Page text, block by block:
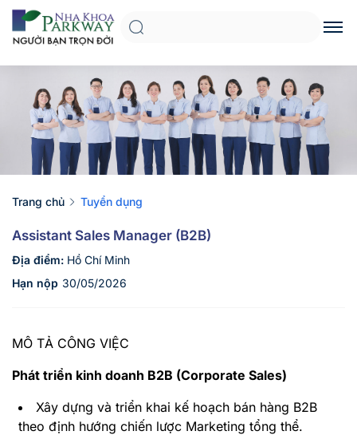
Trang chủ Tuyển dụng
Assistant Sales Manager (B2B)
Địa điểm: Hồ Chí Minh
Hạn nộp 30/05/2026
MÔ TẢ CÔNG VIỆC
Phát triển kinh doanh B2B (Corporate Sales)
Xây dựng và triển khai kế hoạch bán hàng B2B
theo định hướng chiến lược Marketing tổng thể.